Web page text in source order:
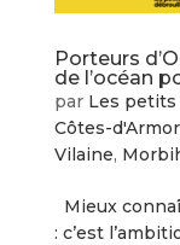
Porteurs
de l’océan
par Les
Côtes-d'Armor
Vilaine,
Mieux
: c’est